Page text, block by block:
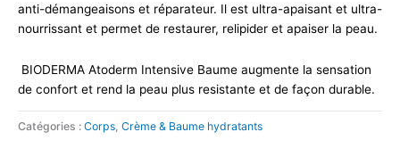
anti-démangeaisons et réparateur. Il est ultra-apaisant et ultra-
nourrissant et permet de restaurer, relipider et apaiser la peau.
BIODERMA Atoderm Intensive Baume augmente la sensation
de confort et rend la peau plus resistante et de façon durable.
Catégories : Corps, Crème & Baume hydratants